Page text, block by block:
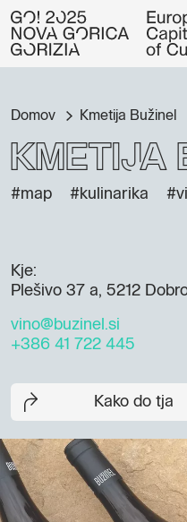
Domov Kmetija Bužinel
Kmetija
#map #kulinarika
Kje:
Plešivo 37 a, 5212
vino@buzinel.si
+386 41 722 445
Kako do tja